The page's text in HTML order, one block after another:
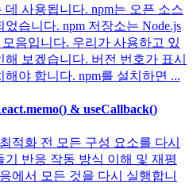
사용됩니다. npm는 오픈 소스
습니다. npm 저장소는 Node.js
음입니다. 우리가 사용하고 있
보겠습니다. 버전 번호가 표시
야 합니다. npm를 설치하면 ...
& useCallback()
적화 전 모든 구성 요소를 다시
반응 작동 방식 이해 및 재평
에서 모든 것을 다시 실행합니